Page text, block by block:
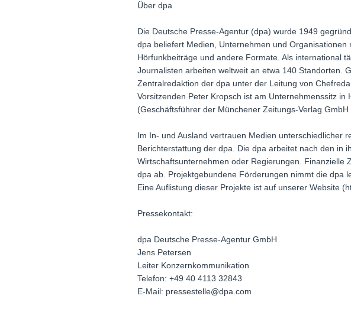
Über dpa
Die Deutsche Presse-Agentur (dpa) wurde 1949
dpa beliefert Medien, Unternehmen und
Hörfunkbeiträge und andere Formate. Als international
Journalisten arbeiten weltweit an etwa 140 Standorten.
Zentralredaktion der dpa unter der Leitung von
Vorsitzenden Peter Kropsch ist am Unternehmenssitz
(Geschäftsführer der Münchener Zeitungs-Verlag
Im In- und Ausland vertrauen Medien unterschiedlicher
Berichterstattung der dpa. Die dpa arbeitet nach den in
Wirtschaftsunternehmen oder Regierungen. Finanzielle
dpa ab. Projektgebundene Förderungen nimmt die dpa
Eine Auflistung dieser Projekte ist auf unserer Website
Pressekontakt:
dpa Deutsche Presse-Agentur GmbH
Jens Petersen
Leiter Konzernkommunikation
Telefon: +49 40 4113 32843
E-Mail: pressestelle@dpa.com